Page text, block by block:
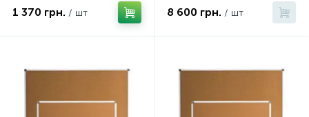
1 370 грн. / шт 8 600 грн. / шт